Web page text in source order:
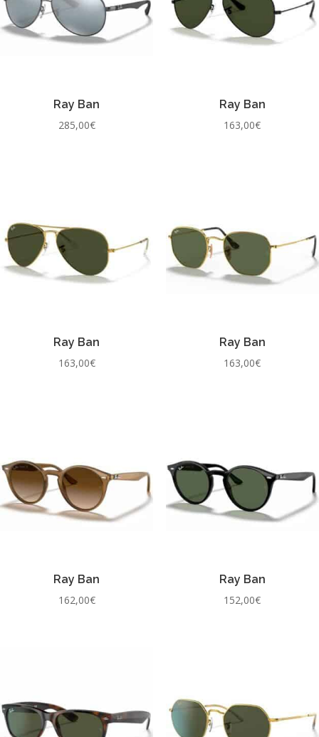
Ray Ban
285,00€
Ray Ban
163,00€
Ray Ban
163,00€
Ray Ban
163,00€
Ray Ban
162,00€
Ray Ban
152,00€